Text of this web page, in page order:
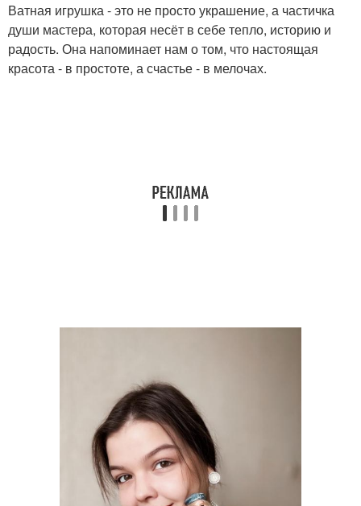
Ватная игрушка - это не просто украшение, а частичка
души мастера, которая несёт в себе тепло, историю и
радость. Она напоминает нам о том, что настоящая
красота - в простоте, а счастье - в мелочах.